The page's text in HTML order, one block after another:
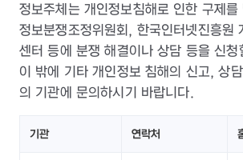
정보주체는 개인정보침해로 인한 구제
정보분쟁조정위원회, 한국인터넷진흥원
센터 등에 분쟁 해결이나 상담 등을 신청
이 밖에 기타 개인정보 침해의 신고, 상
의 기관에 문의하시기 바랍니다.
기관 연락처